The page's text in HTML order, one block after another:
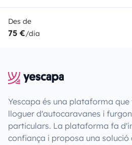
Des de
75 €/dia
Yescapa és una plataforma
lloguer d'autocaravanes i
particulars. La plataforma fa
confiança i proposa una solució